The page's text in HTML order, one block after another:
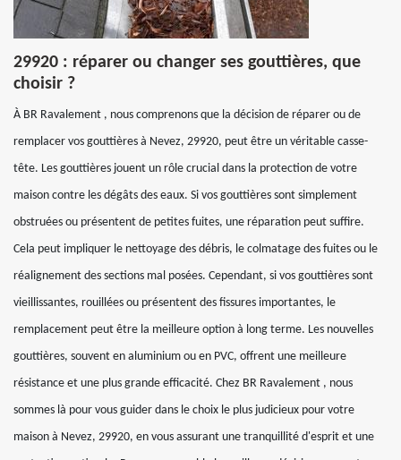
29920 : réparer ou changer ses gouttières, que
choisir ?
À BR Ravalement , nous comprenons que la décision de réparer ou de
remplacer vos gouttières à Nevez, 29920, peut être un véritable casse-
tête. Les gouttières jouent un rôle crucial dans la protection de votre
maison contre les dégâts des eaux. Si vos gouttières sont simplement
obstruées ou présentent de petites fuites, une réparation peut suffire.
Cela peut impliquer le nettoyage des débris, le colmatage des fuites ou le
réalignement des sections mal posées. Cependant, si vos gouttières sont
vieillissantes, rouillées ou présentent des fissures importantes, le
remplacement peut être la meilleure option à long terme. Les nouvelles
gouttières, souvent en aluminium ou en PVC, offrent une meilleure
résistance et une plus grande efficacité. Chez BR Ravalement , nous
sommes là pour vous guider dans le choix le plus judicieux pour votre
maison à Nevez, 29920, en vous assurant une tranquillité d'esprit et une